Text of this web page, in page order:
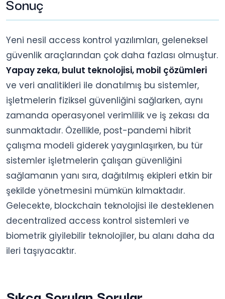
Yeni nesil access kontrol yazılımları, geleneksel
güvenlik araçlarından çok daha fazlası olmuştur.
Yapay zeka, bulut teknolojisi, mobil çözümleri
ve veri analitikleri ile donatılmış bu sistemler,
işletmelerin fiziksel güvenliğini sağlarken, aynı
zamanda operasyonel verimlilik ve iş zekası da
sunmaktadır. Özellikle, post-pandemi hibrit
çalışma modeli giderek yaygınlaşırken, bu tür
sistemler işletmelerin çalışan güvenliğini
sağlamanın yanı sıra, dağıtılmış ekipleri etkin bir
şekilde yönetmesini mümkün kılmaktadır.
Gelecekte, blockchain teknolojisi ile desteklenen
decentralized access kontrol sistemleri ve
biometrik giyilebilir teknolojiler, bu alanı daha da
ileri taşıyacaktır.